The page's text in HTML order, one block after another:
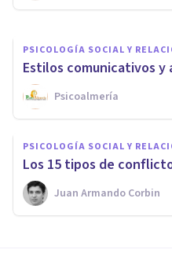
PSICOLOGÍA SOCIAL Y
Estilos comunicativos y
Psicoalmería
PSICOLOGÍA SOCIAL Y
​Los 15 tipos de
Juan Armando Corbin